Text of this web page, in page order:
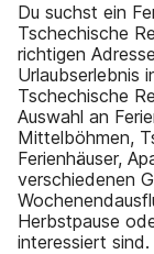
Du suchst ein
Tschechische
richtigen
Urlaubserlebnis
Tschechische
Auswahl an
Mittelböhmen,
Ferienhäuser,
verschiedenen
Herbstpause
interessiert sind.